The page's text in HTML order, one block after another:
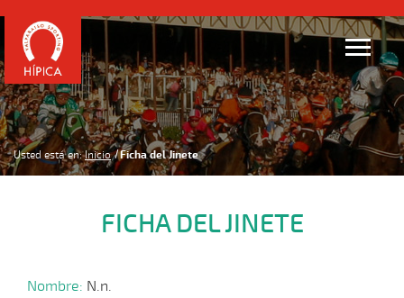
Usted está en: Inicio Ficha del Jinete
FICHA DEL JINETE
Nombre: N.n.